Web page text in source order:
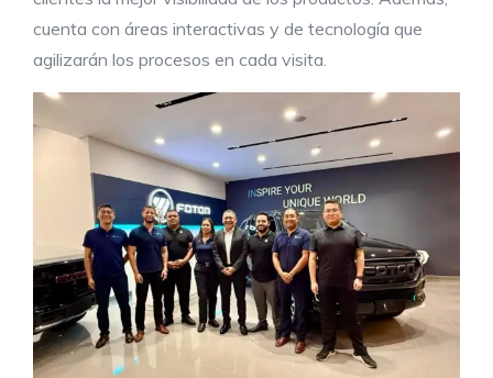
cuenta con áreas interactivas y de tecnología que
agilizarán los procesos en cada visita.